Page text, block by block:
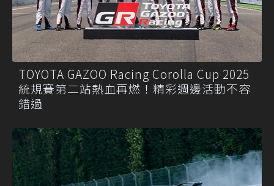
TOYOTA GAZOO Racing Corolla Cup 2025
統規賽第二站熱血再燃！精彩週邊活動不容
錯過